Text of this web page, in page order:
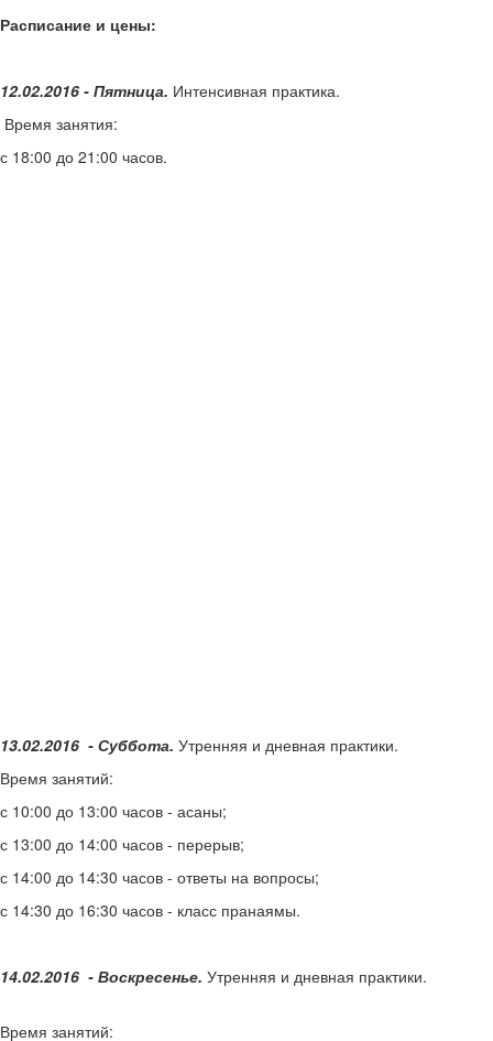
Расписание и цены:
12.02.2016 - Пятница. Интенсивная практика.
Время занятия:
с 18:00 до 21:00 часов.
13.02.2016 - Суббота. Утренняя и дневная практики.
Время занятий:
с 10:00 до 13:00 часов - асаны;
с 13:00 до 14:00 часов - перерыв;
с 14:00 до 14:30 часов - ответы на вопросы;
с 14:30 до 16:30 часов - класс пранаямы.
14.02.2016 - Воскресенье. Утренняя и дневная практики.
Время занятий: